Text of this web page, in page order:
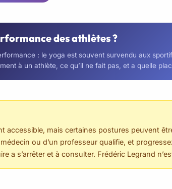
des athlètes ?
: le yoga est souvent survendu aux
à un athlète, ce qu’il ne fait pas, et a quelle
mais certaines postures peuvent
ou d’un professeur qualifie, et
s’arrêter et à consulter. Frédéric Legrand